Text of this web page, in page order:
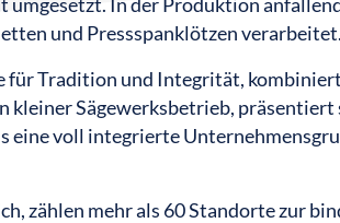
und Pressspanklötzen verarbeitet.
für Tradition und Integrität,
kleiner Sägewerksbetrieb, präsentiert
eine voll integrierte
zählen mehr als 60 Standorte zur